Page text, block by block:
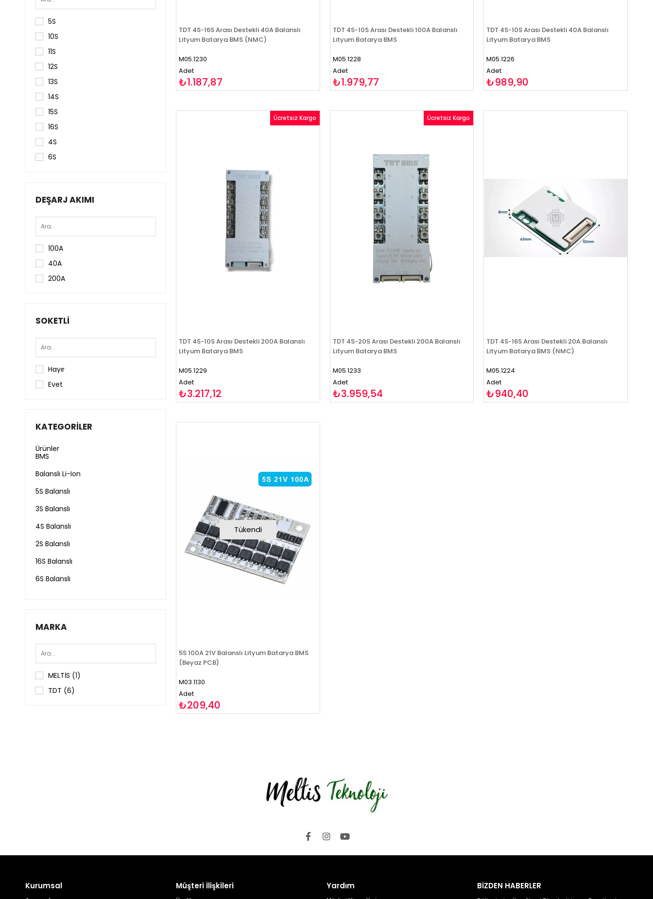
5S
10S
11S
12S
13S
14S
15S
16S
4S
6S
9S
17S
DEŞARJ AKIMI
100A
40A
200A
SOKETLI
Hayır
Evet
KATEGORILER
Ürünler
BMS
Balanslı Li-Ion
5S Balanslı
3S Balanslı
4S Balanslı
2S Balanslı
16S Balanslı
6S Balanslı
13S Balanslı
8S Balanslı
MARKA
MELTİS (1)
TDT (6)
TDT 4S-16S Arası Destekli 40A Balanslı
Lityum Batarya BMS (NMC)
M05.1230
Adet
₺1.187,87
TDT 4S-10S Arası Destekli 100A Balanslı
Lityum Batarya BMS
M05.1228
Adet
₺1.979,77
TDT 4S-10S Arası Destekli 40A Balanslı
Lityum Batarya BMS
M05.1226
Adet
₺989,90
TDT 4S-10S Arası Destekli 200A Balanslı
Lityum Batarya BMS
M05.1229
Adet
₺3.217,12
Ücretsiz Kargo
TDT 4S-20S Arası Destekli 200A Balanslı
Lityum Batarya BMS
M05.1233
Adet
₺3.959,54
Ücretsiz Kargo
TDT 4S-16S Arası Destekli 20A Balanslı
Lityum Batarya BMS (NMC)
M05.1224
Adet
₺940,40
Tükendi
5S 100A 21V Balanslı Lityum Batarya BMS
(Beyaz PCB)
M03.1130
Adet
₺209,40
Kurumsal Müşteri İlişkileri Yardım BİZDEN HABERLER